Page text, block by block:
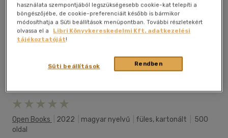
Open Books 2022 magyar nyelvű füles, kartonált
500
oldal
használata szempontjából legszükségesebb cookie-kat telepíti a
böngészőjébe, de cookie-preferenciáit később is bármikor
módosíthatja a Süti beállítások menüpontban. További részletekért
olvassa el a
Libri Könyvkereskedelmi Kft. adatkezelési
tájékoztatóját!
Rendben
Süti beállítások